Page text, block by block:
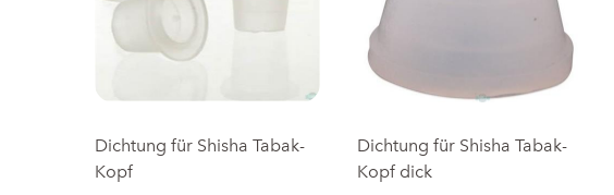
Dichtung für Shisha Tabak-
Kopf
Dichtung für Shisha Tabak-
Kopf dick